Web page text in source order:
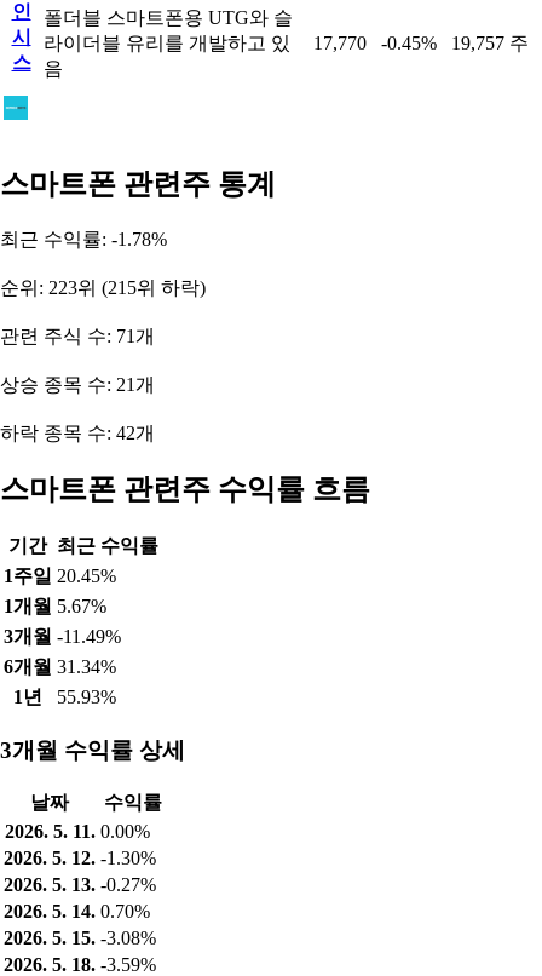
인
시
스
폴더블 스마트폰용 UTG와 슬
라이더블 유리를 개발하고 있
음
17,770 -0.45% 19,757 주
스마트폰 관련주 통계
최근 수익률: -1.78%
순위: 223위 (215위 하락)
관련 주식 수: 71개
상승 종목 수: 21개
하락 종목 수: 42개
스마트폰 관련주 수익률 흐름
기간 최근 수익률
1주일 20.45%
1개월 5.67%
3개월 -11.49%
6개월 31.34%
1년
55.93%
3개월 수익률 상세
날짜
수익률
2026. 5. 11. 0.00%
2026. 5. 12. -1.30%
2026. 5. 13. -0.27%
2026. 5. 14. 0.70%
2026. 5. 15. -3.08%
2026. 5. 18. -3.59%